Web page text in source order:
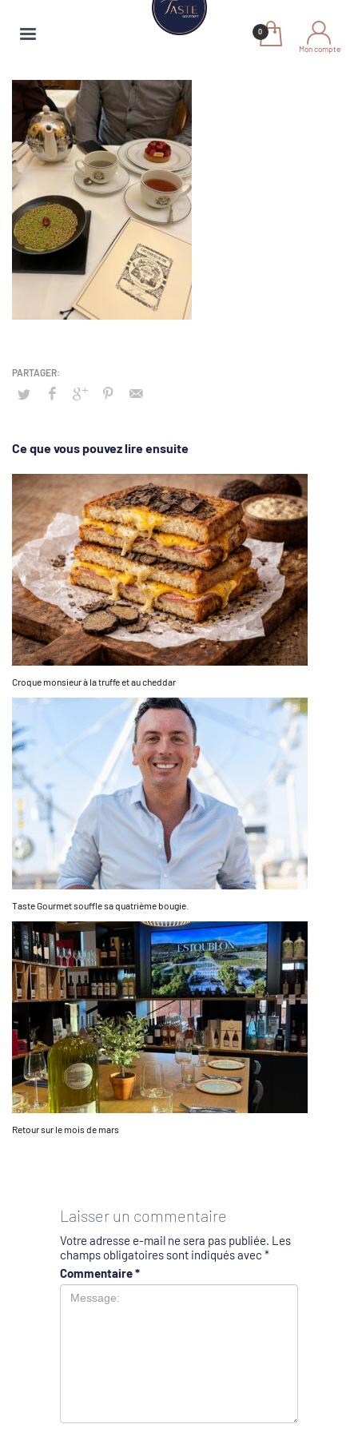
Mon compte
Ce que vous pouvez lire ensuite
Croque monsieur à la truffe et au cheddar
Taste Gourmet souffle sa quatrième bougie.
Retour sur le mois de mars
Laisser un commentaire
Votre adresse e-mail ne sera pas publiée. Les
champs obligatoires sont indiqués avec *
Commentaire*